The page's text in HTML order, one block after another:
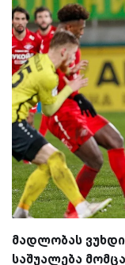
მადლობას ვუხდი
საშუალება